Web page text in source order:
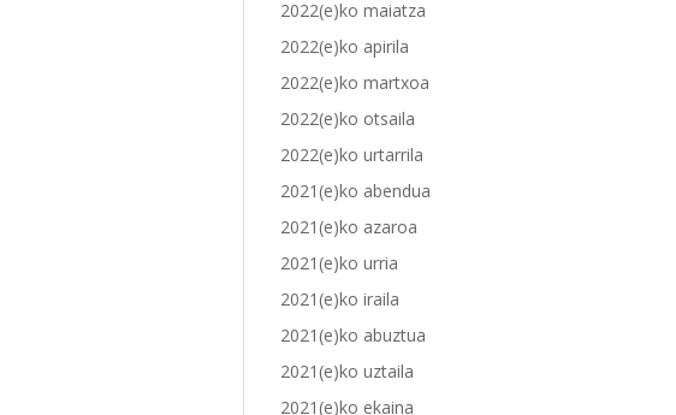
2022(e)ko maiatza
2022(e)ko apirila
2022(e)ko martxoa
2022(e)ko otsaila
2022(e)ko urtarrila
2021(e)ko abendua
2021(e)ko azaroa
2021(e)ko urria
2021(e)ko iraila
2021(e)ko abuztua
2021(e)ko uztaila
2021(e)ko ekaina